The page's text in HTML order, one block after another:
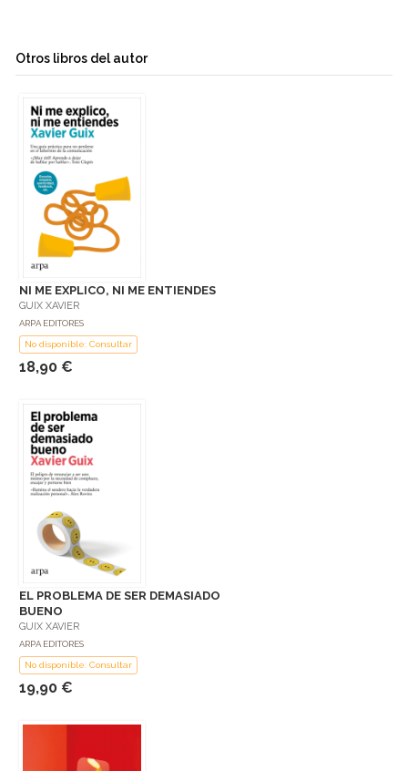
Otros libros del autor
NI ME EXPLICO, NI ME ENTIENDES
GUIX XAVIER
ARPA EDITORES
No disponible: Consultar
18,90 €
EL PROBLEMA DE SER DEMASIADO
BUENO
GUIX XAVIER
ARPA EDITORES
No disponible: Consultar
19,90 €